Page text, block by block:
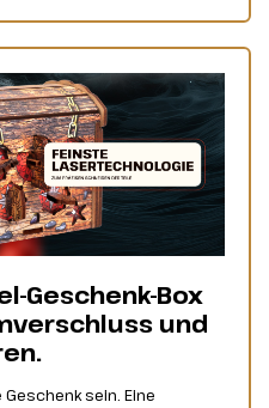
Geschenk-Box
und
sein. Eine